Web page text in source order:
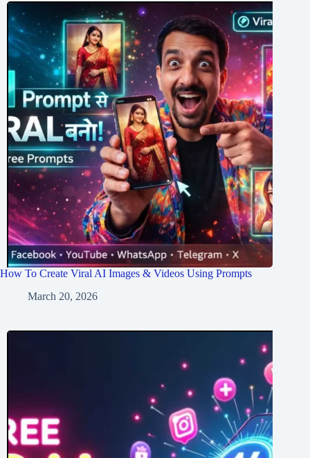
How To Create Viral AI Images & Videos Using Prompts
March 20, 2026